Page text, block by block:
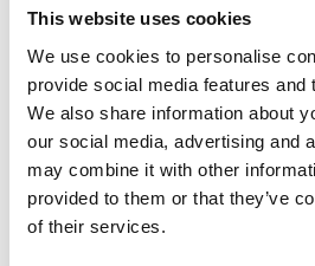
This website uses cookies
We use cookies to personalise
provide social media features and
We also share information about
our social media, advertising and
may combine it with other
provided to them or that they’ve
of their services.